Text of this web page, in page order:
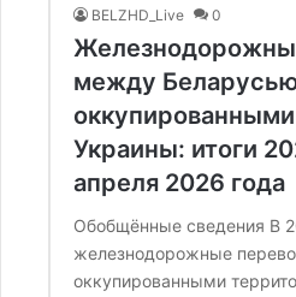
BELZHD_Live 0
между
Украины: итоги
апреля 2026 года
Обобщённые сведения В
железнодорожные
оккупированными